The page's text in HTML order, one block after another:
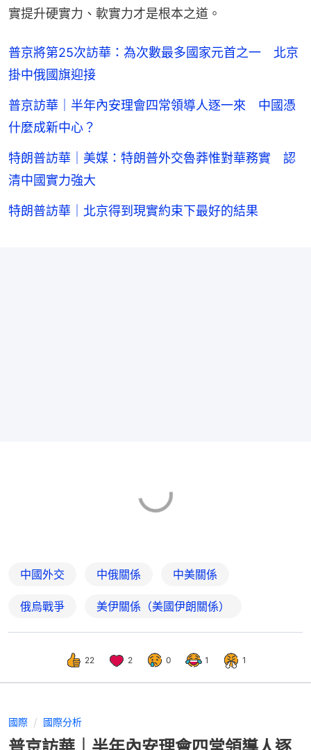
實提升硬實力、軟實力才是根本之道。
普京將第25次訪華：為次數最多國家元首之一 北京
掛中俄國旗迎接
普京訪華｜半年內安理會四常領導人逐一來 中國憑
什麼成新中心？
特朗普訪華｜美媒：特朗普外交魯莽惟對華務實 認
清中國實力強大
特朗普訪華｜北京得到現實約束下最好的結果
中國外交 中俄關係 中美關係
俄烏戰爭 美伊關係（美國伊朗關係）
22 2 0 1 1
國際 國際分析